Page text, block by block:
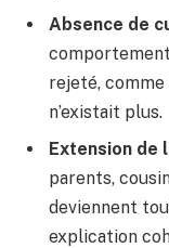
Absence de
rejeté,
n’existait plus.
Extension de
parents,
deviennent
explication